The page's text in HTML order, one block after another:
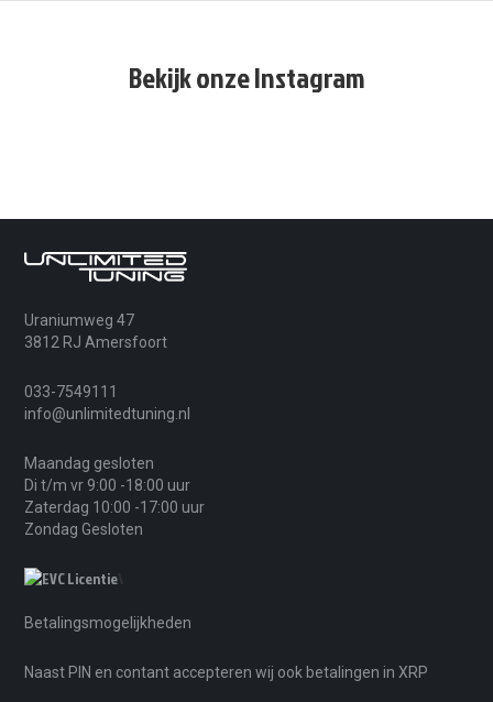
Bekijk onze Instagram
Uraniumweg 47
3812 RJ Amersfoort
033-7549111
info@unlimitedtuning.nl
Maandag gesloten
Di t/m vr 9:00 -18:00 uur
Zaterdag 10:00 -17:00 uur
Zondag Gesloten
Betalingsmogelijkheden
Naast PIN en contant accepteren wij ook betalingen in XRP